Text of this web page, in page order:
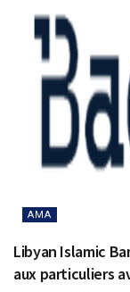
AMA
Libyan Islamic
aux particuliers